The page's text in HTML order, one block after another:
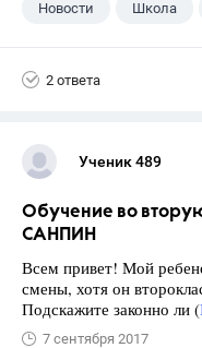
Новости Школа
2 ответа
Ученик 489
Обучение во
САНПИН
Всем привет! Мой
смены, хотя он
Подскажите законно ли (
7 сентября 2017